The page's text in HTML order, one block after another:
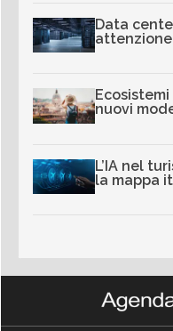
Data
nuovi
L’IA nel
la mappa